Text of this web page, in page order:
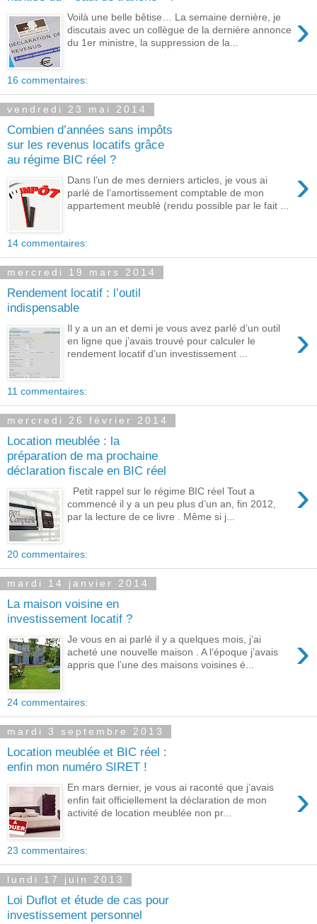
›
Voilà une belle bêtise… La semaine dernière, je
discutais avec un collègue de la dernière annonce
du 1er ministre, la suppression de la...
16 commentaires:
vendredi 23 mai 2014
Combien d’années sans impôts
sur les revenus locatifs grâce
au régime BIC réel ?
›
Dans l’un de mes derniers articles, je vous ai
parlé de l’amortissement comptable de mon
appartement meublé (rendu possible par le fait ...
14 commentaires:
mercredi 19 mars 2014
Rendement locatif : l’outil
indispensable
›
Il y a un an et demi je vous avez parlé d’un outil
en ligne que j’avais trouvé pour calculer le
rendement locatif d’un investissement ...
11 commentaires:
mercredi 26 février 2014
Location meublée : la
préparation de ma prochaine
déclaration fiscale en BIC réel
›
Petit rappel sur le régime BIC réel Tout a
commencé il y a un peu plus d’un an, fin 2012,
par la lecture de ce livre . Même si j...
20 commentaires:
mardi 14 janvier 2014
La maison voisine en
investissement locatif ?
›
Je vous en ai parlé il y a quelques mois, j’ai
acheté une nouvelle maison . A l’époque j’avais
appris que l’une des maisons voisines é...
24 commentaires:
mardi 3 septembre 2013
Location meublée et BIC réel :
enfin mon numéro SIRET !
›
En mars dernier, je vous ai raconté que j’avais
enfin fait officiellement la déclaration de mon
activité de location meublée non pr...
23 commentaires:
lundi 17 juin 2013
Loi Duflot et étude de cas pour
investissement personnel